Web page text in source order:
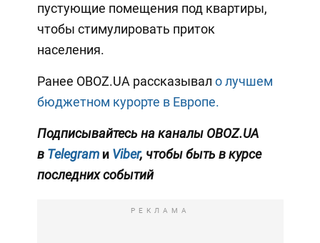
пустующие помещения под квартиры,
чтобы стимулировать приток
населения.
Ранее OBOZ.UA рассказывал о лучшем
бюджетном курорте в Европе.
Подписывайтесь на каналы OBOZ.UA
в Telegramи Viber, чтобы быть в курсе
последних событий
РЕКЛАМА